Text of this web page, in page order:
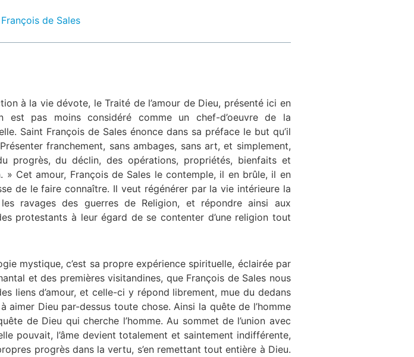
de Sales
à la vie dévote, le Traité de l’amour de Dieu, présenté ici en
est pas moins considéré comme un chef-d’oeuvre de la
Saint François de Sales énonce dans sa préface le but qu’il
franchement, sans ambages, sans art, et simplement,
progrès, du déclin, des opérations, propriétés, bienfaits et
» Cet amour, François de Sales le contemple, il en brûle, il en
de le faire connaître. Il veut régénérer par la vie intérieure la
ravages des guerres de Religion, et répondre ainsi aux
protestants à leur égard de se contenter d’une religion tout
mystique, c’est sa propre expérience spirituelle, éclairée par
et des premières visitandines, que François de Sales nous
liens d’amour, et celle-ci y répond librement, mue du dedans
aimer Dieu par-dessus toute chose. Ainsi la quête de l’homme
de Dieu qui cherche l’homme. Au sommet de l’union avec
pouvait, l’âme devient totalement et saintement indifférente,
progrès dans la vertu, s’en remettant tout entière à Dieu.